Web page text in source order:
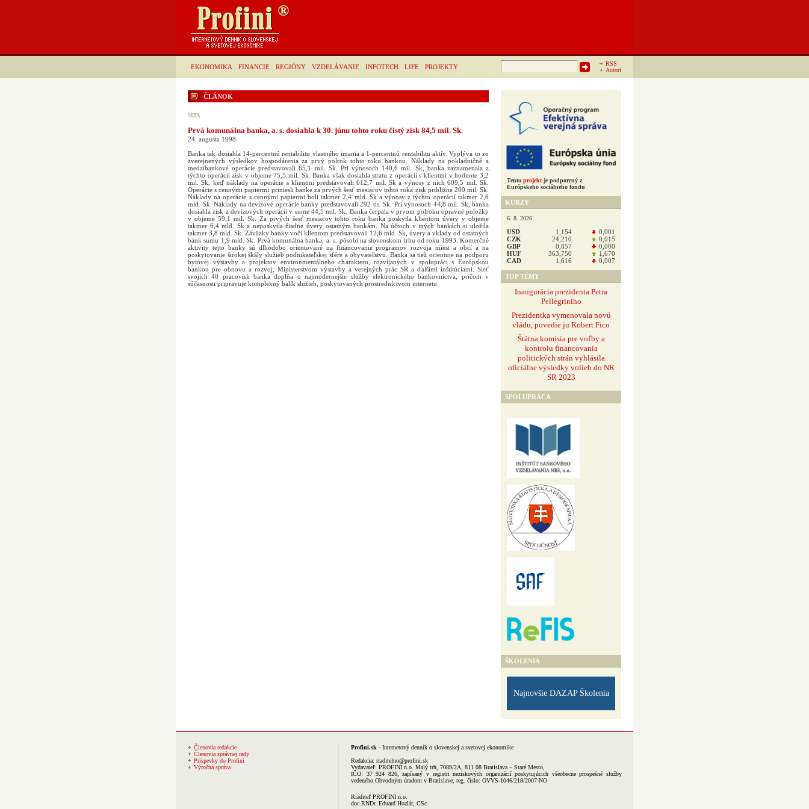
EKONOMIKA FINANCIE REGIÓNY VZDELÁVANIE INFOTECH LIFE PROJEKTY
RSS
Autori
Hľadať:
ČLÁNOK
SITA
Prvá komunálna banka, a. s. dosiahla k 30. júnu tohto roku čistý zisk 84,5 mil. Sk.
24. augusta 1998
Banka tak dosiahla 14-percentnú rentabilitu vlastného imania a 1-percentnú rentabilitu aktív. Vyplýva to zo
zverejnených výsledkov hospodárenia za prvý polrok tohto roku bankou. Náklady na pokladničné a
medzibankové operácie predstavovali 65,1 mil. Sk. Pri výnosoch 140,6 mil. Sk, banka zaznamenala z
týchto operácií zisk v objeme 75,5 mil. Sk. Banka však dosiahla stratu z operácií s klientmi v hodnote 3,2
mil. Sk, keď náklady na operácie s klientmi predstavovali 612,7 mil. Sk a výnosy z nich 609,5 mil. Sk.
Operácie s cennými papiermi priniesli banke za prvých šesť mesiacov tohto roka zisk približne 200 mil. Sk.
Náklady na operácie s cennými papiermi boli takmer 2,4 mld. Sk a výnosy z týchto operácií takmer 2,6
mld. Sk. Náklady na devízové operácie banky predstavovali 292 tis. Sk. Pri výnosoch 44,8 mil. Sk, banka
dosiahla zisk z devízových operácií v sume 44,5 mil. Sk. Banka čerpala v prvom polroku opravné položky
v objeme 59,1 mil. Sk. Za prvých šesť mesiacov tohto roku banka poskytla klientom úvery v objeme
takmer 6,4 mld. Sk a neposkytla žiadne úvery ostatným bankám. Na účtoch v iných bankách si uložila
takmer 3,8 mld. Sk. Záväzky banky voči klientom predstavovali 12,6 mld. Sk, úvery a vklady od ostatných
bánk sumu 1,9 mld. Sk. Prvá komunálna banka, a. s. pôsobí na slovenskom trhu od roku 1993. Komerčné
aktivity tejto banky sú dlhodobo orientované na financovanie programov rozvoja miest a obcí a na
poskytovanie širokej škály služieb podnikateľskej sfére a obyvateľstvu. Banka sa tiež orientuje na podporu
bytovej výstavby a projektov environmentálneho charakteru, rozvíjaných v spolupráci s Európskou
bankou pre obnovu a rozvoj, Ministerstvom výstavby a verejných prác SR a ďalšími inštitúciami. Sieť
svojich 40 pracovísk banka dopĺňa o najmodernejšie služby elektronického bankovníctva, pričom v
súčasnosti pripravuje komplexný balík služieb, poskytovaných prostredníctvom internetu.
Tento projekt je podporený z
Európskeho sociálneho fondu
KURZY
6. 8. 2026
USD 1,154
0,001
CZK
24,210
0,015
GBP
0,857
0,000
HUF
363,750
1,670
CAD
1,616 0,007
TOP TÉMY
Inaugurácia prezidenta Petra
Pellegriniho
Prezidentka vymenovala novú
vládu, povedie ju Robert Fico
Štátna komisia pre voľby a
kontrolu financovania
politických strán vyhlásila
oficiálne výsledky volieb do NR
SR 2023
SPOLUPRÁCA
ŠKOLENIA
Najnovšie DAZAP Školenia
Členovia redakcie
Členovia správnej rady
Príspevky do Profini
Výročná správa
Profini.sk - Internetový denník o slovenskej a svetovej ekonomike
Redakcia: riaditelno@profini.sk
Vydavateľ: PROFINI n.o. Malý trh, 7089/2A, 811 08 Bratislava – Staré Mesto,
IČO: 37 924 826, zapísaný v registri neziskových organizácií poskytujúcich všeobecne prospešné služby
vedeného Obvodným úradom v Bratislave, reg. číslo: OVVS-1046/218/2007-NO
Riaditeľ PROFINI n.o.
doc.RNDr. Eduard Hozlár, CSc.